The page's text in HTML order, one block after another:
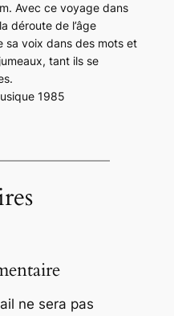
Avec ce voyage dans
déroute de l’âge
sa voix dans des mots et
tant ils se
1985
ne sera pas